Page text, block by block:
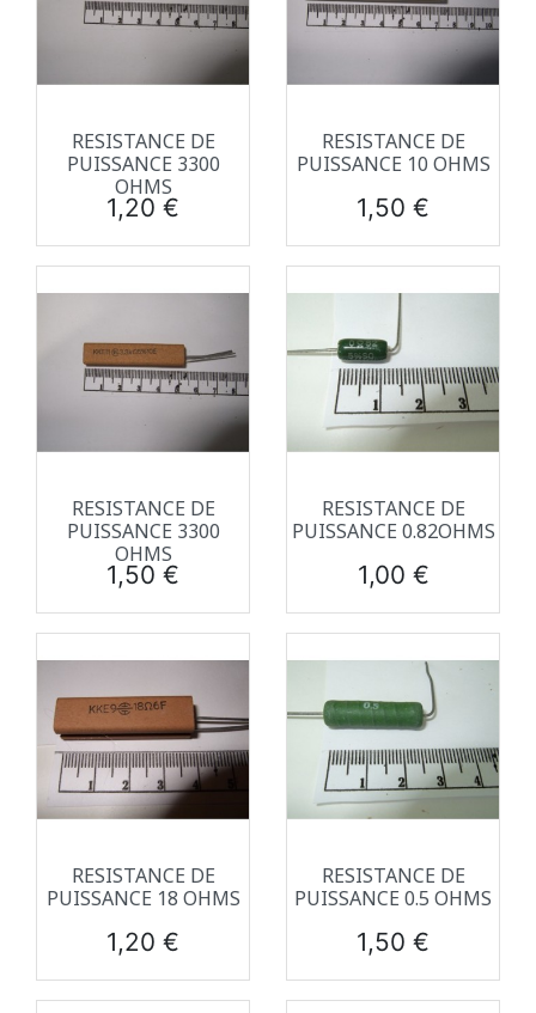
RESISTANCE DE
PUISSANCE 3300
OHMS
Prix
1,20 €
RESISTANCE DE
PUISSANCE 10 OHMS
Prix
1,50 €
RESISTANCE DE
PUISSANCE 3300
OHMS
Prix
1,50 €
RESISTANCE DE
PUISSANCE 0.82OHMS
Prix
1,00 €
RESISTANCE DE
PUISSANCE 18 OHMS
Prix
1,20 €
RESISTANCE DE
PUISSANCE 0.5 OHMS
Prix
1,50 €